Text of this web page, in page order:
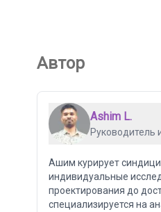
Автор
Ashim L.
Руководитель
Ашим курирует
индивидуальные
проектирования до
специализируется на